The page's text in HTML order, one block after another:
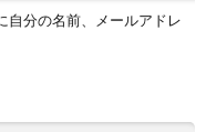
自分の名前、メールアドレ